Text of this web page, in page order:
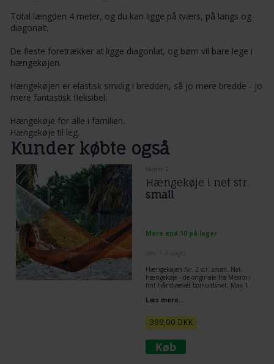
Total længden 4 meter, og du kan ligge på tværs, på langs og
diagonalt.
De fleste foretrækker at ligge diagonlat, og børn vil bare lege i
hængekøjen.
Hængekøjen er elastisk smidig i bredden, så jo mere bredde - jo
mere fantastisk fleksibel.
Hængekøje for alle i familien.
Hængekøje til leg.
Kunder købte også
Varenr. 2
Hængekøje i net str.
small
Mere end 10 på lager
Hængekøjen Nr. 2 str. small. Net-
hængekøje - de originale fra Mexico i
fint håndvævet bomuldsnet. Max 1
person. Der er plads til at ligge på
langs og diagonalt. Lille mexicanske
Læs mere...
399,00 DKK